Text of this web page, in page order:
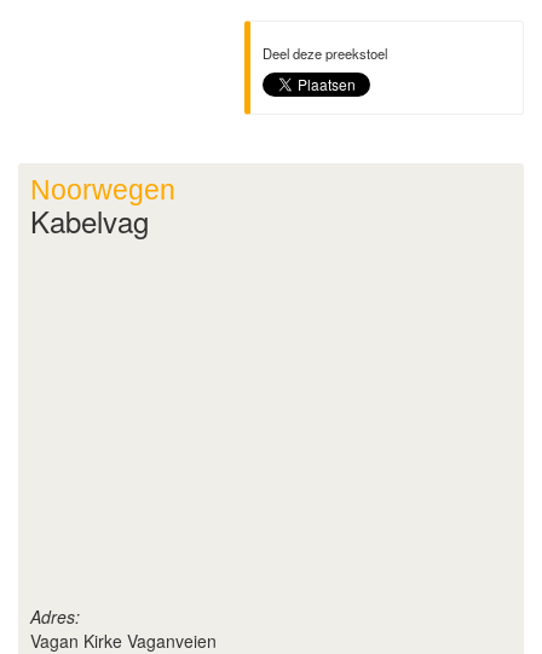
Deel deze preekstoel
Noorwegen
Kabelvag
Adres:
Vagan Kirke Vaganveien